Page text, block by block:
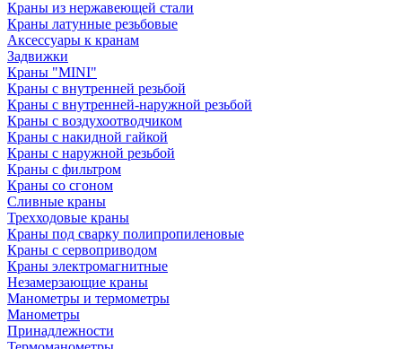
Краны из нержавеющей стали
Краны латунные резьбовые
Аксессуары к кранам
Задвижки
Краны "MINI"
Краны с внутренней резьбой
Краны с внутренней-наружной резьбой
Краны с воздухоотводчиком
Краны с накидной гайкой
Краны с наружной резьбой
Краны с фильтром
Краны со сгоном
Сливные краны
Трехходовые краны
Краны под сварку полипропиленовые
Краны с сервоприводом
Краны электромагнитные
Незамерзающие краны
Манометры и термометры
Манометры
Принадлежности